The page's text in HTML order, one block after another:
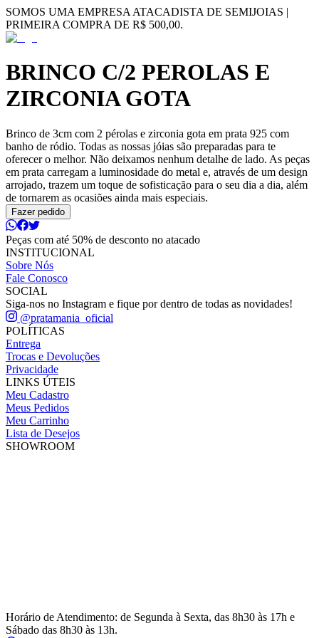
SOMOS UMA EMPRESA ATACADISTA DE SEMIJOIAS |
PRIMEIRA COMPRA DE R$ 500,00.
BRINCO C/2 PEROLAS E
ZIRCONIA GOTA
Brinco de 3cm com 2 pérolas e zirconia gota em prata 925 com
banho de ródio. Todas as nossas jóias são preparadas para te
oferecer o melhor. Não deixamos nenhum detalhe de lado. As peças
em prata carregam a luminosidade do metal e, através de um design
arrojado, trazem um toque de sofisticação para o seu dia a dia, além
de tornarem as ocasiões ainda mais especiais.
Fazer pedido
Peças com até 50% de desconto no atacado
INSTITUCIONAL
Sobre Nós
Fale Conosco
SOCIAL
Siga-nos no Instagram e fique por dentro de todas as novidades!
@pratamania_oficial
POLÍTICAS
Entrega
Trocas e Devoluções
Privacidade
LINKS ÚTEIS
Meu Cadastro
Meus Pedidos
Meu Carrinho
Lista de Desejos
SHOWROOM
Horário de Atendimento: de Segunda à Sexta, das 8h30 às 17h e
Sábado das 8h30 às 13h.